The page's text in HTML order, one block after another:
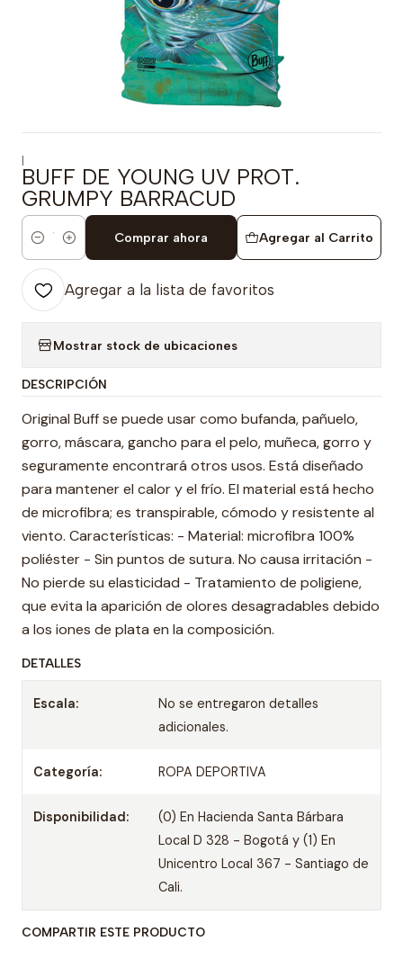
|
BUFF DE YOUNG UV PROT.
GRUMPY BARRACUD
Cantidad
Agregar al Carrito
Comprar ahora
Agregar a la lista de favoritos
Mostrar stock de ubicaciones
DESCRIPCIÓN
Original Buff se puede usar como bufanda, pañuelo,
gorro, máscara, gancho para el pelo, muñeca, gorro y
seguramente encontrará otros usos. Está diseñado
para mantener el calor y el frío. El material está hecho
de microfibra; es transpirable, cómodo y resistente al
viento. Características: - Material: microfibra 100%
poliéster - Sin puntos de sutura. No causa irritación -
No pierde su elasticidad - Tratamiento de poligiene,
que evita la aparición de olores desagradables debido
a los iones de plata en la composición.
DETALLES
Escala:
No se entregaron detalles
adicionales.
Categoría: ROPA DEPORTIVA
Disponibilidad:
(0) En Hacienda Santa Bárbara
Local D 328 - Bogotá y (1) En
Unicentro Local 367 - Santiago de
Cali.
COMPARTIR ESTE PRODUCTO